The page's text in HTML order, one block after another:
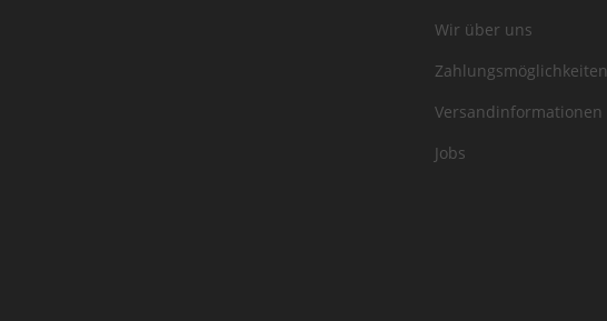
Wir über uns
Zahlungsmöglichkeiten
Versandinformationen
Jobs